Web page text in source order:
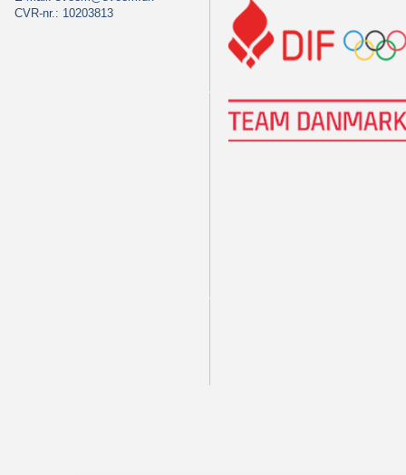
CVR-nr.: 10203813